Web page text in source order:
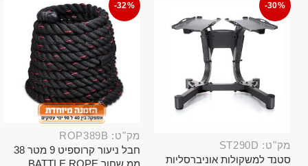
-30%
מק"ט: ST290D
סטנד למשקולות אוניברסליות
-32%
מק"ט: ROP389B
חבל ניעור קרוספיט 9 מטר 38
ממ שחור BATTLE ROPE